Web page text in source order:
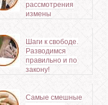
рассмотрения
измены
Шаги к свободе.
Разводимся
правильно и по
закону!
Самые смешные